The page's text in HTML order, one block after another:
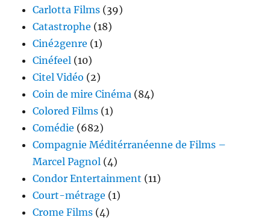
Carlotta Films (39)
Catastrophe (18)
Ciné2genre (1)
Cinéfeel (10)
Citel Vidéo (2)
Coin de mire Cinéma (84)
Colored Films (1)
Comédie (682)
Compagnie Méditérranéenne de Films –
Marcel Pagnol (4)
Condor Entertainment (11)
Court-métrage (1)
Crome Films (4)